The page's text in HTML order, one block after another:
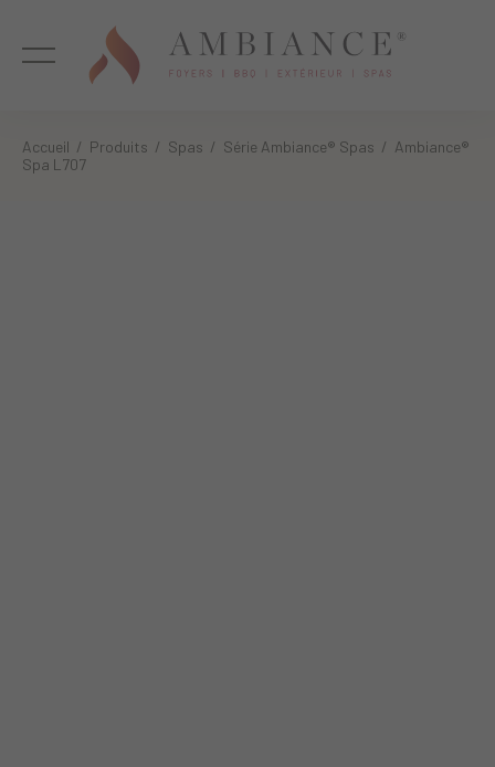
Accueil / Produits / Spas / Série Ambiance® Spas / Ambiance®
Spa L707